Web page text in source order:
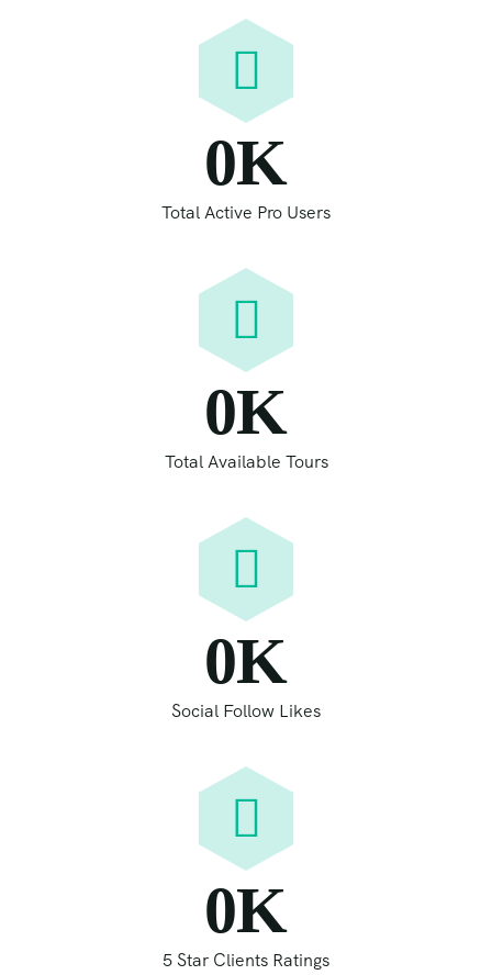
0K
Total Active Pro Users
0K
Total Available Tours
0K
Social Follow Likes
0K
5 Star Clients Ratings